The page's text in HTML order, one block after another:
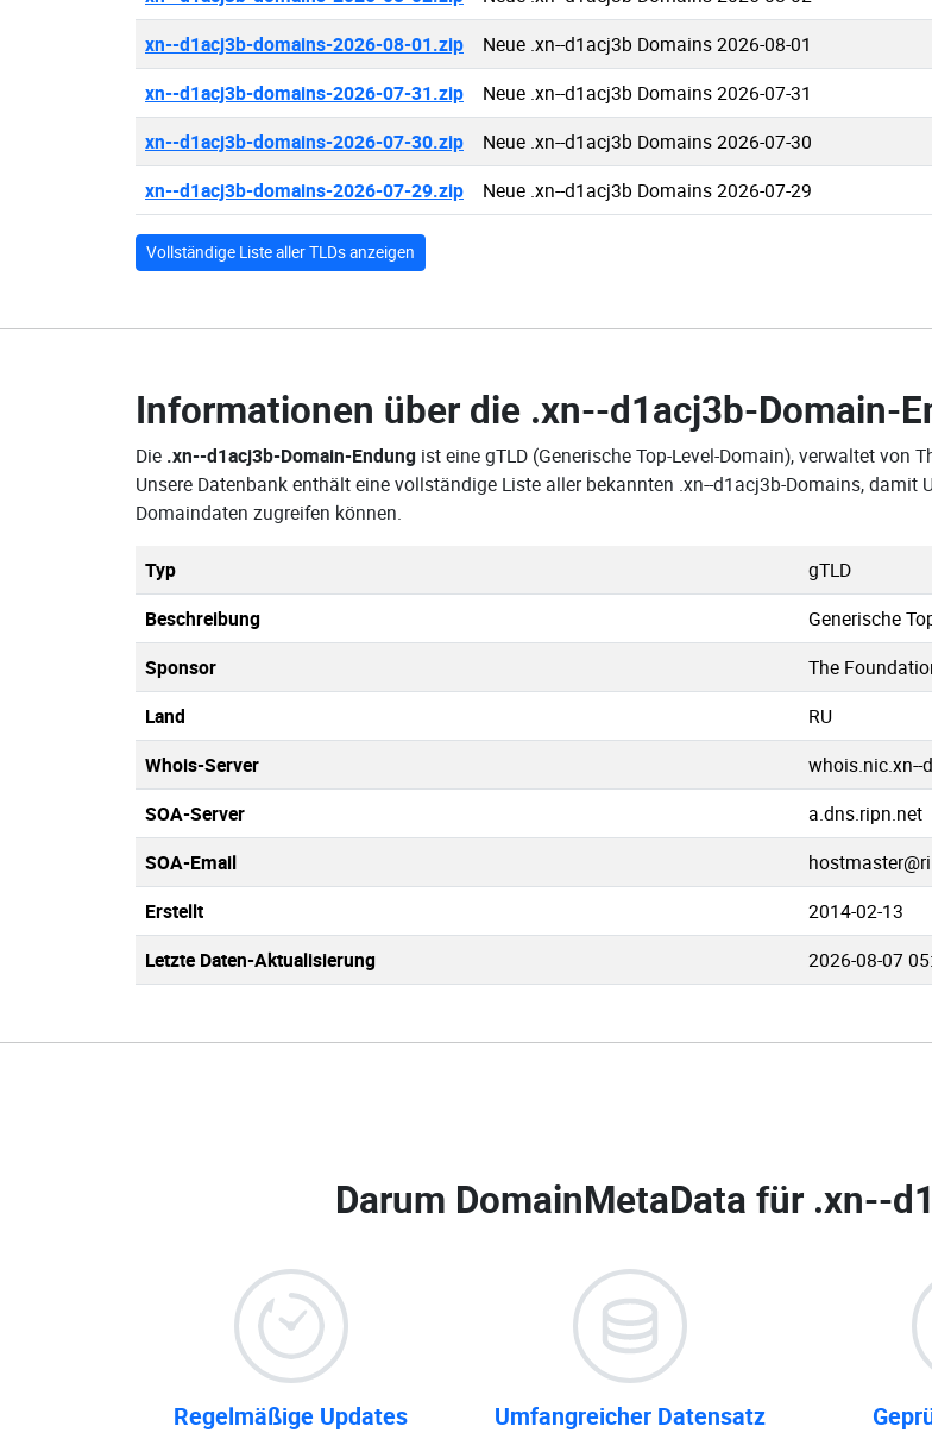
xn--d1acj3b-domains-2026-08-01.zip Neue .xn--d1acj3b Domains 2026-08-01
xn--d1acj3b-domains-2026-07-31.zip Neue .xn--d1acj3b Domains 2026-07-31
xn--d1acj3b-domains-2026-07-30.zip Neue .xn--d1acj3b Domains 2026-07-30
xn--d1acj3b-domains-2026-07-29.zip Neue .xn--d1acj3b Domains 2026-07-29
Vollständige Liste aller TLDs anzeigen
Informationen über die .xn--d1acj3b-Domain-
Die .xn--d1acj3b-Domain-Endung ist eine gTLD (Generische Top-Level-Domain), verwaltet von
Unsere Datenbank enthält eine vollständige Liste aller bekannten .xn--d1acj3b-Domains, damit
Domaindaten zugreifen können.
Typ
gTLD
Beschreibung
Generische
Sponsor
The
Land
RU
Whois-Server
whois.nic.xn--
SOA-Server
a.dns.ripn.net
SOA-Email
Erstellt
2014-02-13
Letzte Daten-Aktualisierung
2026-08-07
Darum DomainMetaData für .xn--
Regelmäßige Updates Umfangreicher Datensatz